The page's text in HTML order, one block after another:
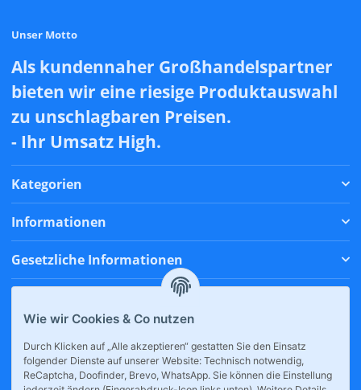
Unser Motto
Als kundennaher Großhandelspartner
bieten wir eine riesige Produktauswahl
zu unschlagbaren Preisen.
- Ihr Umsatz High.
Kategorien
Informationen
Gesetzliche Informationen
* Alle Preise inkl. gesetzlicher USt., zzgl.Versand
Wie wir Cookies & Co nutzen
Durch Klicken auf „Alle akzeptieren“ gestatten Sie den Einsatz
folgender Dienste auf unserer Website: Technisch notwendig,
ReCaptcha, Doofinder, Brevo, WhatsApp. Sie können die Einstellung